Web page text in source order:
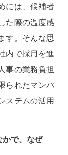
には、候補者
た際の温度感
す。そんな思
内で採用を進
事の業務負担
られたマンパ
ステムの活用
かで、なぜ